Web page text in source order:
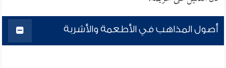
أصول المذاهب في الأطعمة والأشربة